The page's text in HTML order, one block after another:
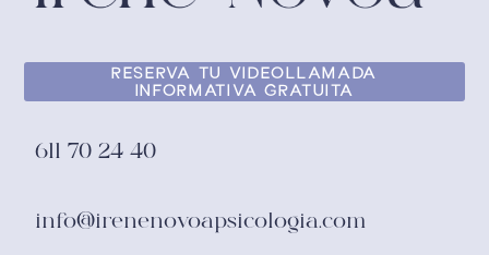
RESERVA TU VIDEOLLAMADA
INFORMATIVA GRATUITA
611 70 24 40
info@irenenovoapsicologia.com